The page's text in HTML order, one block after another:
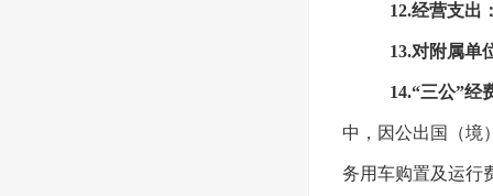
12.经营支出
13.对附属单
14.“三公”经
中，因公出国（境
务用车购置及运行